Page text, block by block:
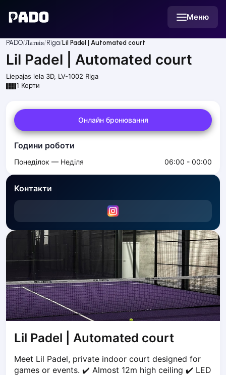
Меню
Українська
Русский
English Cities
Prague
Batumi
Tbilisi
Budapest
Riga
Arlamow
Bialystok
Bielsko-Biala
Bolesławiec
Bydgoszcz
Czestochowa
Dabrowa Gornicza
Elk
Gdynia
Grudziądz
Kalisz
Katowice
Katowice Area
Kościerzyna
PADO Латвія Riga Lil Padel | Automated court
Lil Padel | Automated court
Liepajas iela 3D, LV-1002 Riga
1 Корти
Lil Padel | Automated court
Meet Lil Padel, private indoor court designed for
games or events. ✔️ Almost 12m high ceiling ✔️ LED
Онлайн бронювання
Години роботи
Понеділок — Неділя 06:00 - 00:00
Контакти